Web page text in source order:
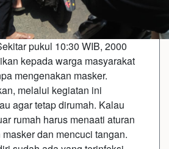
pukul 10:30 WIB, 2000
kepada warga masyarakat
mengenakan masker.
melalui kegiatan ini
agar tetap dirumah. Kalau
rumah harus menaati aturan
dan mencuci tangan.